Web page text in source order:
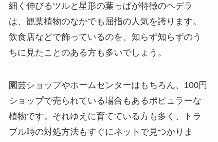
細く伸びるツルと星形の葉っぱが特徴のヘデラ
は、観葉植物のなかでも屈指の人気を誇ります。
飲食店などで飾っているのを、知らず知らずのう
ちに見たことのある方も多いでしょう。
園芸ショップやホームセンターはもちろん、100円
ショップで売られている場合もあるポピュラーな
植物です。それゆえに育てている方も多く、トラ
ブル時の対処方法もすぐにネットで見つかりま